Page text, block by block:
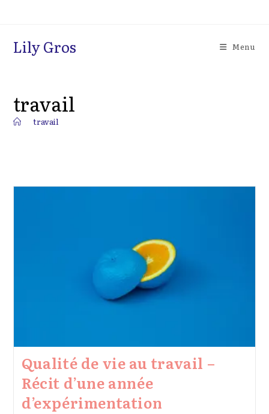
Lily Gros Menu
travail
travail
Qualité de vie au travail –
Récit d’une année
d’expérimentation